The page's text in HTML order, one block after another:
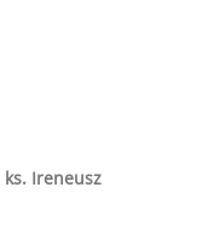
ks. Ireneusz